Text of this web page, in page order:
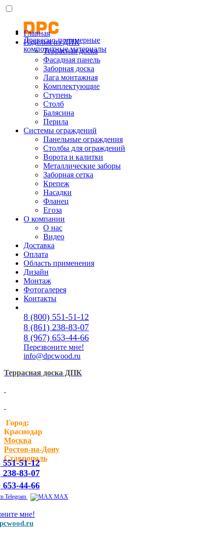
Древесно-полимерные
композитные материалы
Главная
Изделия из ДПК
Террасная доска
Фасадная панель
Заборная доска
Лага монтажная
Комплектующие
Ступень
Столб
Балясина
Перила
Системы ограждений
Панельные ограждения
Столбы для ограждений
Ворота и калитки
Металлические заборы
Заборная сетка
Крепеж
Насадки
Фланец
Егоза
О компании
О нас
Видео
Доставка
Оплата
Область применения
Дизайн
Монтаж
Фотогалерея
Контакты
8 (800) 551-51-12
8 (861) 238-83-07
8 (967) 653-44-66
Перезвоните мне!
info@dpcwood.ru
Террасная доска ДПК
Город:
Краснодар
Москва
Ростов-на-Дону
Ставрополь
551-51-12
238-83-07
653-44-66
Telegram MAX
мне!